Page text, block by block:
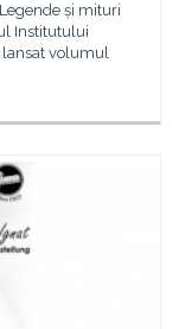
și mituri
Institutului
lansat volumul